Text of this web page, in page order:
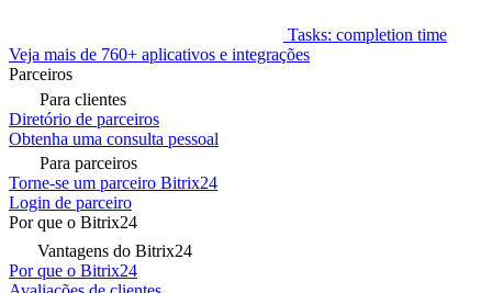
Tasks: completion time
Veja mais de 760+ aplicativos e integrações
Parceiros
Para clientes
Diretório de parceiros
Obtenha uma consulta pessoal
Para parceiros
Torne-se um parceiro Bitrix24
Login de parceiro
Por que o Bitrix24
Vantagens do Bitrix24
Por que o Bitrix24